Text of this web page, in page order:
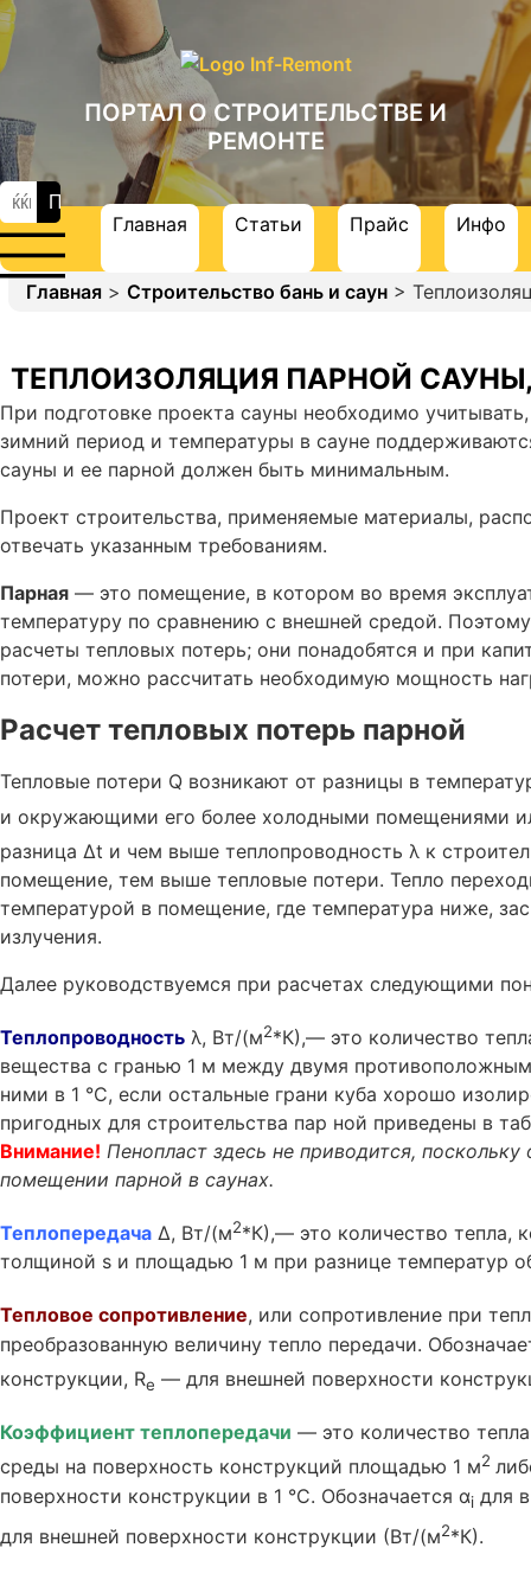
ПОРТАЛ О СТРОИТЕЛЬСТВЕ И
РЕМОНТЕ
Главная Статьи Прайс Инфо
Главная > Строительство бань и саун >
ТЕПЛОИЗОЛЯЦИЯ ПАРНОЙ
При подготовке проекта сауны необходимо
зимний период и температуры в сауне
сауны и ее парной должен быть минимальным.
Проект строительства, применяемые материалы,
отвечать указанным требованиям.
Парная — это помещение, в котором во время
температуру по сравнению с внешней средой.
расчеты тепловых потерь; они понадобятся и при
потери, можно рассчитать необходимую мощность
Расчет тепловых потерь парной
Тепловые потери Q возникают от разницы в
и окружающими его более холодными помещениями
разница ∆t и чем выше теплопроводность λ к
помещение, тем выше тепловые потери. Тепло
температурой в помещение, где температура ниже,
излучения.
Далее руководствуемся при расчетах следующими
Теплопроводность λ, Вт/(м2*К),— это количество
вещества с гранью 1 м между двумя
ними в 1 °С, если остальные грани куба хорошо
пригодных для строительства пар ной приведены в
Внимание! Пенопласт здесь не приводится,
помещении парной в саунах.
Теплопередача ∆, Вт/(м2*К),— это количество тепла,
толщиной s и площадью 1 м при разнице температур
Тепловое сопротивление, или сопротивление при
преобразованную величину тепло передачи.
конструкции, Re — для внешней поверхности
Коэффициент теплопередачи — это количество
среды на поверхность конструкций площадью 1 м2
поверхности конструкции в 1 °С. Обозначается αi для
для внешней поверхности конструкции (Вт/(м2*К).